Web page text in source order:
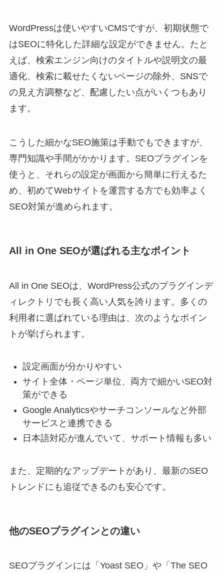
WordPressは使いやすいCMSですが、初期状態で
はSEOに特化した詳細な設定ができません。たと
えば、検索エンジン向けのタイトルや説明文の最
適化、検索に載せたくないページの除外、SNSで
の見え方調整など、配慮したい点がいくつもあり
ます。
こうした細かなSEO施策は手動でもできますが、
専門知識や手間がかかります。SEOプラグインを
使うと、それらの設定が画面から簡単に行えるた
め、初めてWebサイトを運営する方でも効率よく
SEO対策が進められます。
All in One SEOが選ばれる主なポイント
All in One SEOは、WordPress公式のプラグインデ
ィレクトリでも長く高い人気を誇ります。多くの
利用者に選ばれている理由は、次のようなポイン
トが挙げられます。
設定画面が分かりやすい
サイト全体・ページ単位、両方で細かいSEO対
策ができる
Google Analyticsやサーチコンソールなど外部
サービスと連携できる
日本語対応が進んでいて、サポート情報も多い
また、定期的なアップデートがあり、最新のSEO
トレンドにも追従できるのも安心です。
他のSEOプラグインとの違い
SEOプラグインには「Yoast SEO」や「The SEO